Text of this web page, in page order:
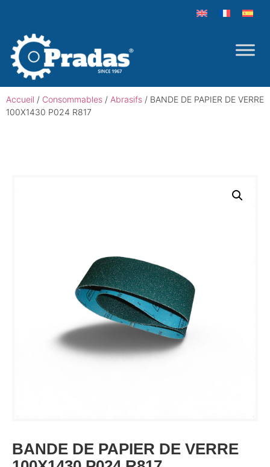
Accueil / Consommables / Abrasifs / BANDE DE PAPIER DE VERRE
100X1430 P024 R817
BANDE DE PAPIER DE VERRE